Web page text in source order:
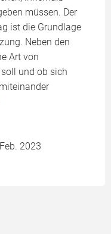
müssen. Der
ist die Grundlage
Neben den
Art von
und ob sich
2023